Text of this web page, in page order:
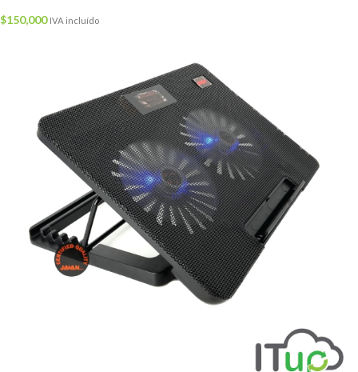
$150,000 IVA incluído